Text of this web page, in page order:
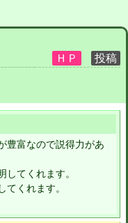
豊富なので説得力があ
てくれます。
くれます。